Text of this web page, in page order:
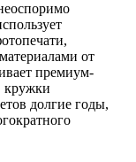
от
премиум-
кружки
долгие годы,